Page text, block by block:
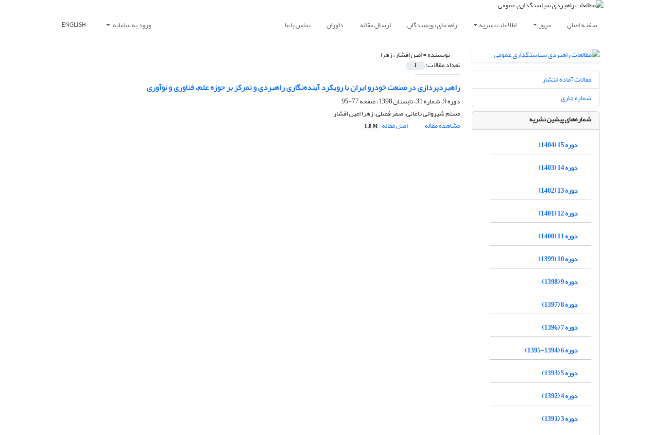
صفحه اصلی مرور اطلاعات نشریه راهنمای نویسندگان ارسال مقاله داوران تماس با ما ورود به سامانه ENGLISH
نویسنده =امین افشار، زهرا
تعداد مقالات: 1
راهبردپردازی در صنعت خودرو ایران با رویکرد آینده‌نگاری راهبردی و تمرکز بر حوزه علم، فناوری و نوآوری
دوره 9، شماره 31، تابستان 1398، صفحه
77-95
مسلم شیروانی ناغانی، صفر فضلی، زهرا امین افشار
مشاهده مقاله
اصل مقاله 1.8 M
مقالات آماده انتشار
شماره جاری
شماره‌های پیشین نشریه
دوره 15 (1404)
دوره 14 (1403)
دوره 13 (1402)
دوره 12 (1401)
دوره 11 (1400)
دوره 10 (1399)
دوره 9 (1398)
دوره 8 (1397)
دوره 7 (1396)
دوره 6 (1394-1395)
دوره 5 (1393)
دوره 4 (1392)
دوره 3 (1391)